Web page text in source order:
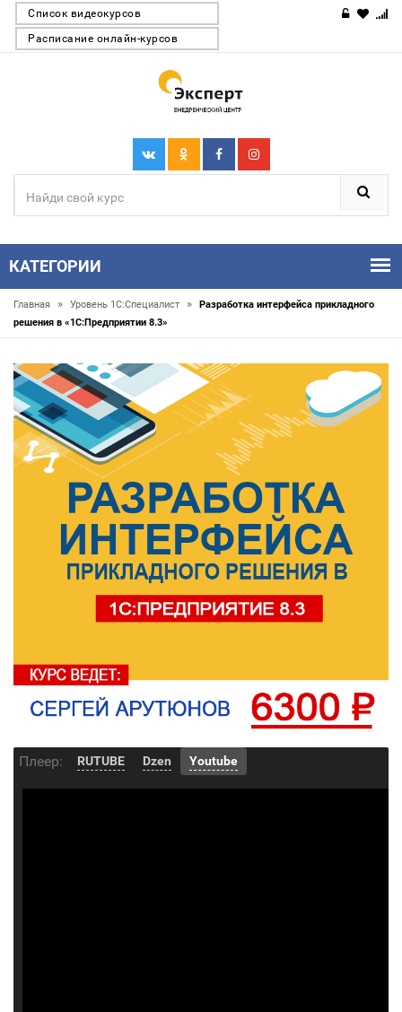
Список видеокурсов
Расписание онлайн-курсов
КАТЕГОРИИ
Главная » Уровень 1С:Специалист »
Разработка интерфейса прикладного
решения в «1С:Предприятии 8.3»
Плеер: RUTUBE Dzen Youtube